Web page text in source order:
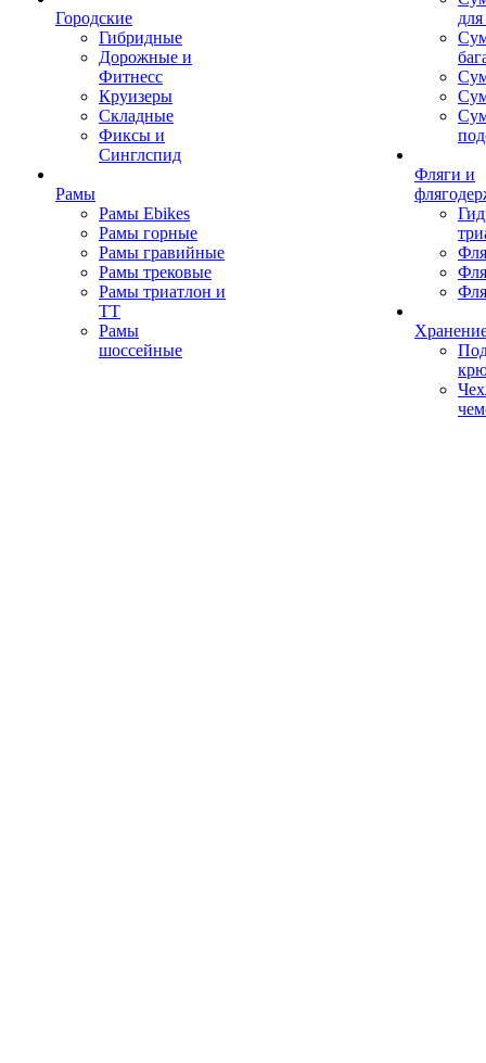
Городские
Гибридные
Дорожные и
Фитнесс
Круизеры
Складные
Фиксы и
Синглспид
Рамы
Рамы Ebikes
Рамы горные
Рамы гравийные
Рамы трековые
Рамы триатлон и
ТТ
Рамы
шоссейные
Фляги и